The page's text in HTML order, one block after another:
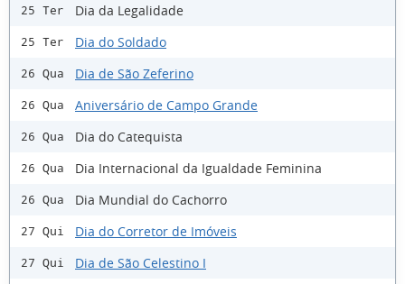
25 Ter Dia da Legalidade
25 Ter Dia do Soldado
26 Qua Dia de São Zeferino
26 Qua Aniversário de Campo Grande
26 Qua Dia do Catequista
26 Qua Dia Internacional da Igualdade Feminina
26 Qua Dia Mundial do Cachorro
27 Qui Dia do Corretor de Imóveis
27 Qui Dia de São Celestino I